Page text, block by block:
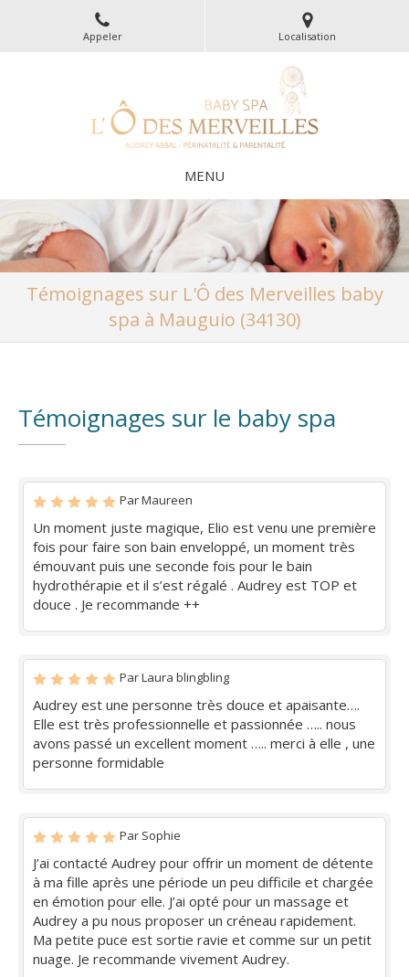
Appeler Localisation
MENU
Témoignages sur L'Ô des Merveilles baby
spa à Mauguio (34130)
Témoignages sur le baby spa
Par Maureen
Un moment juste magique, Elio est venu une première
fois pour faire son bain enveloppé, un moment très
émouvant puis une seconde fois pour le bain
hydrothérapie et il s’est régalé . Audrey est TOP et
douce . Je recommande ++
Par Laura blingbling
Audrey est une personne très douce et apaisante….
Elle est très professionnelle et passionnée ….. nous
avons passé un excellent moment ….. merci à elle , une
personne formidable
Par Sophie
J’ai contacté Audrey pour offrir un moment de détente
à ma fille après une période un peu difficile et chargée
en émotion pour elle. J’ai opté pour un massage et
Audrey a pu nous proposer un créneau rapidement.
Ma petite puce est sortie ravie et comme sur un petit
nuage. Je recommande vivement Audrey.